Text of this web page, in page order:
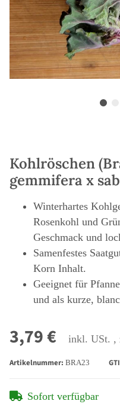
Kohlröschen
gemmifera x
Winterhartes
Rosenkohl und
Geschmack und
Samenfestes
Korn Inhalt.
Geeignet für
und als kurze,
3,79 € inkl. USt. ,
Artikelnummer: BRA23
Sofort verfügbar